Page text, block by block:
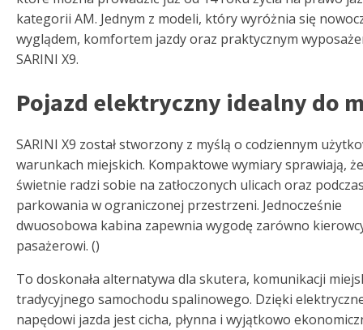
kategorii AM. Jednym z modeli, który wyróżnia się
wyglądem, komfortem jazdy oraz praktycznym
SARINI X9.
Pojazd elektryczny idealny do
SARINI X9 został stworzony z myślą o codziennym
warunkach miejskich. Kompaktowe wymiary sprawiają,
świetnie radzi sobie na zatłoczonych ulicach oraz
parkowania w ograniczonej przestrzeni. Jednocześnie
dwuosobowa kabina zapewnia wygodę zarówno
pasażerowi. ()
To doskonała alternatywa dla skutera, komunikacji
tradycyjnego samochodu spalinowego. Dzięki
napędowi jazda jest cicha, płynna i wyjątkowo